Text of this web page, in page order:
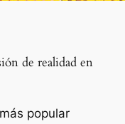
de realidad en
popular